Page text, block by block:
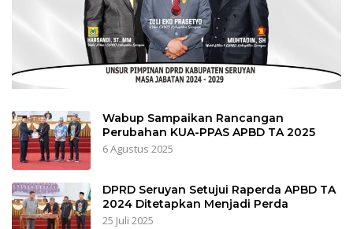
Wabup Sampaikan Rancangan
Perubahan KUA-PPAS APBD TA 2025
6 Agustus 2025
DPRD Seruyan Setujui Raperda APBD TA
2024 Ditetapkan Menjadi Perda
25 Juli 2025